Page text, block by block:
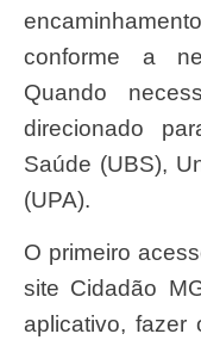
conforme a
Quando
direcionado
Saúde (UBS),
(UPA).
O primeiro acesso é feito pelo MG App ou pelo
site Cidadão
aplicativo, fazer